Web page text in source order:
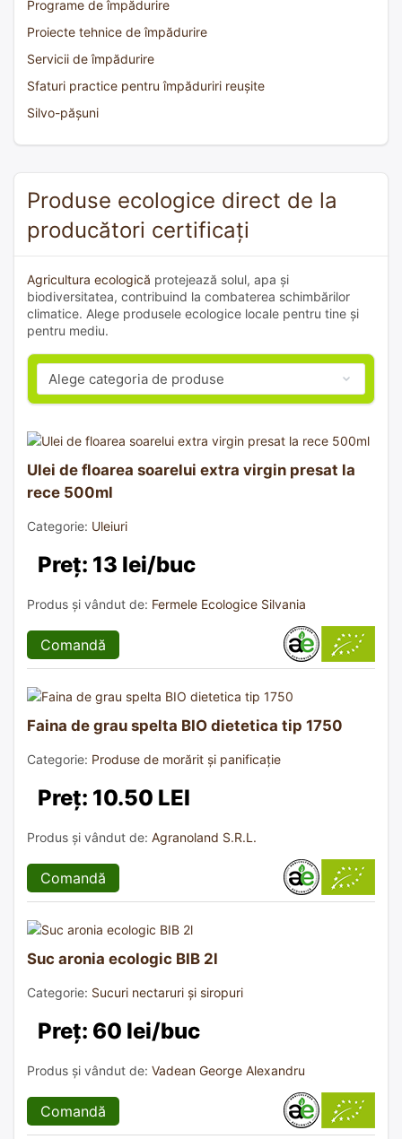
Programe de împădurire
Proiecte tehnice de împădurire
Servicii de împădurire
Sfaturi practice pentru împăduriri reușite
Silvo-pășuni
Produse ecologice direct de la
producători certificați
Agricultura ecologică protejează solul, apa și
biodiversitatea, contribuind la combaterea schimbărilor
climatice. Alege produsele ecologice locale pentru tine și
pentru mediu.
Ulei de floarea soarelui extra virgin presat la
rece 500ml
Categorie: Uleiuri
Preț: 13 lei/buc
Produs și vândut de: Fermele Ecologice Silvania
Comandă
Faina de grau spelta BIO dietetica tip 1750
Categorie: Produse de morărit și panificație
Preț: 10.50 LEI
Produs și vândut de: Agranoland S.R.L.
Comandă
Suc aronia ecologic BIB 2l
Categorie: Sucuri nectaruri și siropuri
Preț: 60 lei/buc
Produs și vândut de: Vadean George Alexandru
Comandă